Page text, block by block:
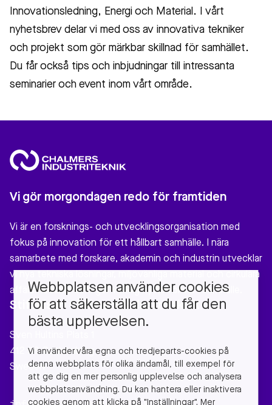
Innovationsledning, Energi och Material. I vårt
nyhetsbrev delar vi med oss av innovativa tekniker
och projekt som gör märkbar skillnad för samhället.
Du får också tips och inbjudningar till intressanta
seminarier och event inom vårt område.
Vi gör morgondagen redo för framtiden
Vi är en forsknings- och utvecklingsorganisation med
fokus på innovation för ett hållbart samhälle. I nära
samarbete med forskare, akademin och industrin utvecklar
vi nya tekniska lösningar, miljövänliga material och cirkulära
affärsmodeller som gör verklig nytta för vårt samhälle.
Stiftelsen Chalmers Industriteknik
Sven Hultins Plats 1
412 58 Gothenburg
Sweden
Webbplatsen använder cookies
för att säkerställa att du får den
bästa upplevelsen.
Vi använder våra egna och tredjeparts-cookies på
denna webbplats för olika ändamål, till exempel för
att ge dig en mer personlig upplevelse och analysera
webbplatsanvändning. Du kan hantera eller inaktivera
cookies genom att klicka på "Inställningar". Mer